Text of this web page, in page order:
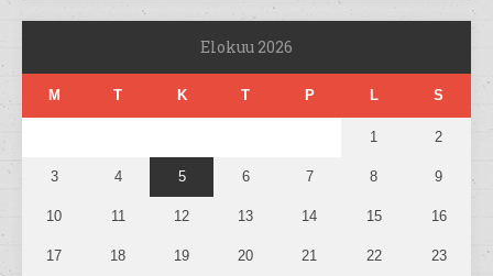
Elokuu 2026
M T K T P L S
1 2
3 4 5 6 7 8 9
10 11 12 13 14 15 16
17 18 19 20 21 22 23